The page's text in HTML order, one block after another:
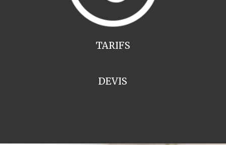
TARIFS
DEVIS